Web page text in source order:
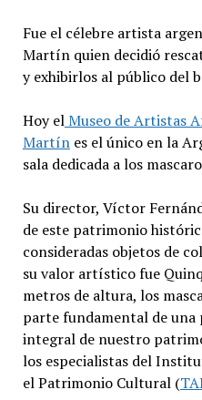
Fue el célebre artista
Martín quien decidió
y exhibirlos al público del
Hoy elMuseo de Artistas
Martínes el único en la
sala dedicada a los
Su director, Víctor
de este patrimonio
consideradas objetos de
su valor artístico fue
metros de altura, los
parte fundamental de
integral de nuestro
los especialistas del
el Patrimonio Cultural (